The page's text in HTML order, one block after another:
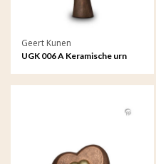
Geert Kunen
UGK 006 A Keramische urn